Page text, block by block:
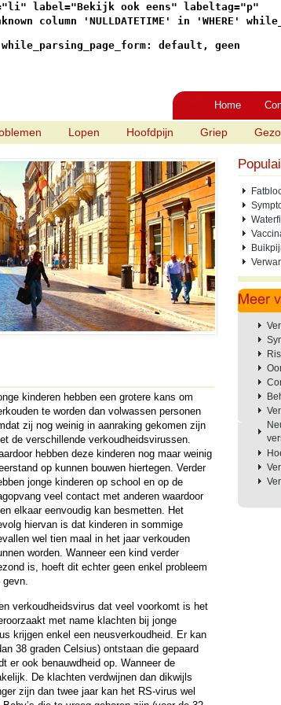
label="Bekijk ook eens" labeltag="p"
column 'NULLDATETIME' in 'WHERE'
default, geen
Home
Lopen Hoofdpijn Griep
kinderen hebben een grotere kans om
te worden dan volwassen personen
zij nog weinig in aanraking gekomen zijn
de verschillende verkoudheidsvirussen.
hebben deze kinderen nog maar weinig
op kunnen bouwen hiertegen. Verder
jonge kinderen op school en op de
veel contact met anderen waardoor
elkaar eenvoudig kan besmetten. Het
hiervan is dat kinderen in sommige
wel tien maal in het jaar verkouden
worden. Wanneer een kind verder
is, hoeft dit echter geen enkel probleem
gevn.
verkoudheidsvirus dat veel voorkomt is het
met name klachten bij jonge
krijgen enkel een neusverkoudheid. Er kan
38 graden Celsius) ontstaan die gepaard
er ook benauwdheid op. Wanneer de
De klachten verdwijnen dan dikwijls
zijn dan twee jaar kan het RS-virus wel